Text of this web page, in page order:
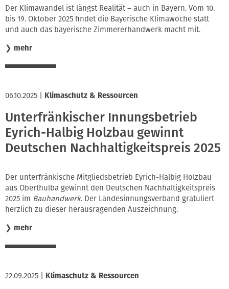
Der Klimawandel ist längst Realität – auch in Bayern. Vom 10.
bis 19. Oktober 2025 findet die Bayerische Klimawoche statt
und auch das bayerische Zimmererhandwerk macht mit.
❯ mehr
06.10.2025 Klimaschutz & Ressourcen
Unterfränkischer Innungsbetrieb
Eyrich-Halbig Holzbau gewinnt
Deutschen Nachhaltigkeitspreis 2025
Der unterfränkische Mitgliedsbetrieb Eyrich-Halbig Holzbau
aus Oberthulba gewinnt den Deutschen Nachhaltigkeitspreis
2025 im Bauhandwerk. Der Landesinnungsverband gratuliert
herzlich zu dieser herausragenden Auszeichnung.
❯ mehr
22.09.2025 Klimaschutz & Ressourcen